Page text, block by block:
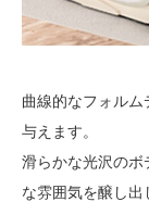
曲線的なフォル
与えます。
滑らかな光沢のボ
な雰囲気を醸し出